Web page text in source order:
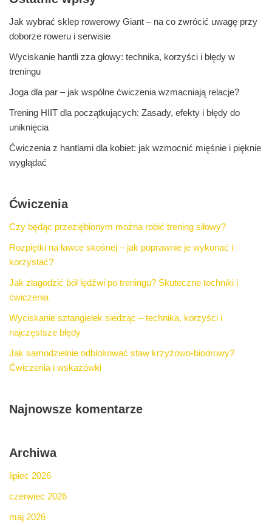
Jak wybrać sklep rowerowy Giant – na co zwrócić uwagę przy
doborze roweru i serwisie
Wyciskanie hantli zza głowy: technika, korzyści i błędy w
treningu
Joga dla par – jak wspólne ćwiczenia wzmacniają relacje?
Trening HIIT dla początkujących: Zasady, efekty i błędy do
uniknięcia
Ćwiczenia z hantlami dla kobiet: jak wzmocnić mięśnie i pięknie
wyglądać
Ćwiczenia
Czy będąc przeziębionym można robić trening siłowy?
Rozpiętki na ławce skośnej – jak poprawnie je wykonać i
korzystać?
Jak złagodzić ból lędźwi po treningu? Skuteczne techniki i
ćwiczenia
Wyciskanie sztangielek siedząc – technika, korzyści i
najczęstsze błędy
Jak samodzielnie odblokować staw krzyżowo-biodrowy?
Ćwiczenia i wskazówki
Najnowsze komentarze
Archiwa
lipiec 2026
czerwiec 2026
maj 2026